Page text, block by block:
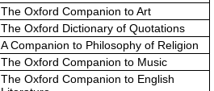
The Oxford Companion to Art
The Oxford Dictionary of Quotations
A Companion to Philosophy of Religion
The Oxford Companion to Music
The Oxford Companion to English